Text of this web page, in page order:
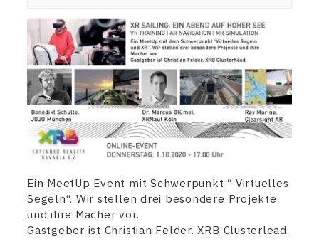
Ein MeetUp Event mit Schwerpunkt “ Virtuelles
Segeln“. Wir stellen drei besondere Projekte
und ihre Macher vor.
Gastgeber ist Christian Felder. XRB Clusterlead.